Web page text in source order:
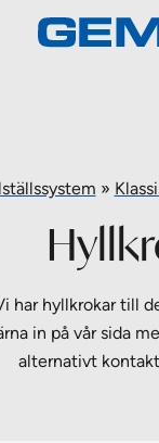
»
har hyllkrokar till
in på vår sida
alternativt